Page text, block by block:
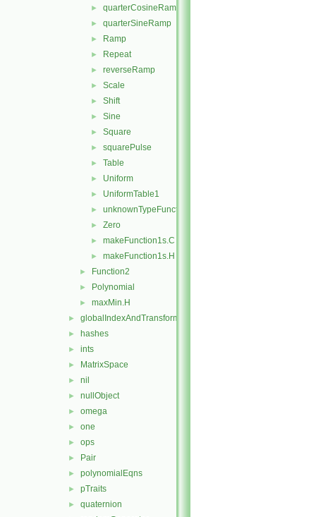
► quarterCosineRamp
► quarterSineRamp
► Ramp
► Repeat
► reverseRamp
► Scale
► Shift
► Sine
► Square
► squarePulse
► Table
► Uniform
► UniformTable1
► unknownTypeFunction1
► Zero
► makeFunction1s.C
► makeFunction1s.H
► Function2
► Polynomial
► maxMin.H
► globalIndexAndTransform
► hashes
► ints
► MatrixSpace
► nil
► nullObject
► omega
► one
► ops
► Pair
► polynomialEqns
► pTraits
► quaternion